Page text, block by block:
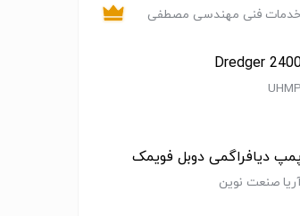
فنی مهندسی مصطفی
Dredger
پمپ دیافراگمی دوبل فویمک
صنعت نوین